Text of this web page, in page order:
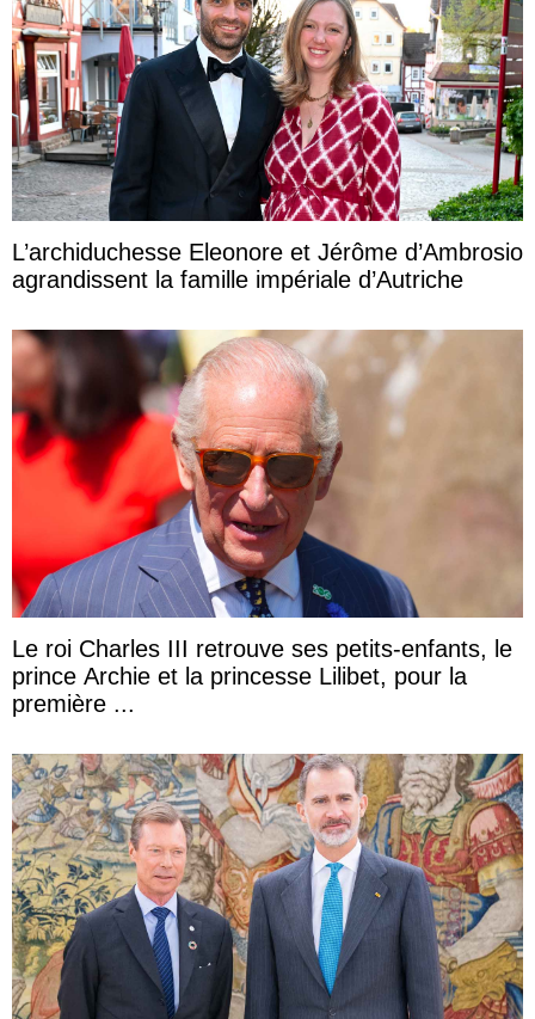
L’archiduchesse Eleonore et Jérôme d’Ambrosio
agrandissent la famille impériale d’Autriche
Le roi Charles III retrouve ses petits-enfants, le
prince Archie et la princesse Lilibet, pour la
première ...